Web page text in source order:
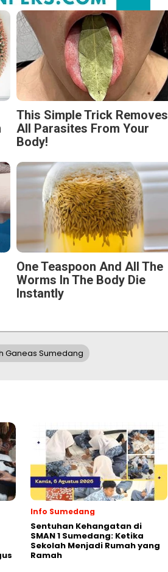
This Simple Trick Removes
All Parasites From Your
Body!
One Teaspoon And All The
Worms In The Body Die
Instantly
Ganeas Sumedang
Info Sumedang
Sentuhan Kehangatan di
SMAN 1 Sumedang: Ketika
Sekolah Menjadi Rumah yang
Ramah